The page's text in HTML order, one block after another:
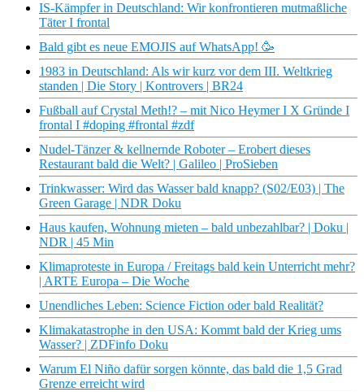
IS-Kämpfer in Deutschland: Wir konfrontieren mutmaßliche
Täter I frontal
Bald gibt es neue EMOJIS auf WhatsApp! 🥳
1983 in Deutschland: Als wir kurz vor dem III. Weltkrieg
standen | Die Story | Kontrovers | BR24
Fußball auf Crystal Meth!? – mit Nico Heymer I X Gründe I
frontal I #doping #frontal #zdf
Nudel-Tänzer & kellnernde Roboter – Erobert dieses
Restaurant bald die Welt? | Galileo | ProSieben
Trinkwasser: Wird das Wasser bald knapp? (S02/E03) | The
Green Garage | NDR Doku
Haus kaufen, Wohnung mieten – bald unbezahlbar? | Doku |
NDR | 45 Min
Klimaproteste in Europa / Freitags bald kein Unterricht mehr?
| ARTE Europa – Die Woche
Unendliches Leben: Science Fiction oder bald Realität?
Klimakatastrophe in den USA: Kommt bald der Krieg ums
Wasser? | ZDFinfo Doku
Warum El Niño dafür sorgen könnte, das bald die 1,5 Grad
Grenze erreicht wird